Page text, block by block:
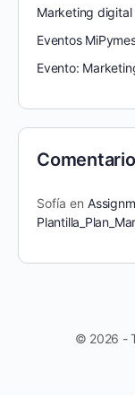
Marketing
Eventos
Evento:
Sofía en
© 2026 -